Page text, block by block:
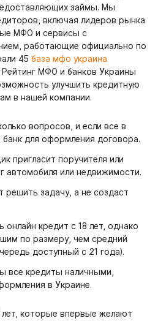
займы. Мы
включая лидеров рынка
МФО и сервисы с
работающие официально по
45 база мфо украина
МФО и банков Украины
улучшить кредитную
в нашей компании.
вопросов, и если все в
банк для оформления договора.
пригласит поручителя или
автомобиля или недвижимости.
решить задачу, а не создаст
кредит с 18 лет, однако
по размеру, чем средний
доступный с 21 года).
все кредиты наличными,
в Украине.
которые впервые желают